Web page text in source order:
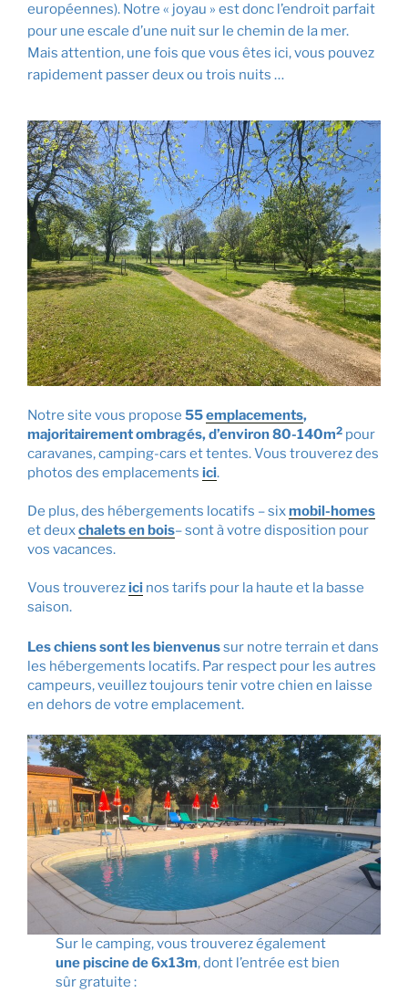
européennes). Notre « joyau » est donc l’endroit parfait
pour une escale d’une nuit sur le chemin de la mer.
Mais attention, une fois que vous êtes ici, vous pouvez
rapidement passer deux ou trois nuits …
Notre site vous propose 55emplacements,
majoritairementombragés, d’environ 80-140m2 pour
caravanes, camping-cars et tentes. Vous trouverez des
photos des emplacements ici.
De plus, des hébergements locatifs – sixmobil-homes
et deuxchalets en bois–sont à votre disposition pour
vos vacances.
Vous trouverezici nos tarifs pour la haute et la basse
saison.
Les chiens sont les bienvenussur notre terrain et dans
les hébergements locatifs. Par respect pour les autres
campeurs, veuillez toujours tenir votre chien en laisse
en dehors de votre emplacement.
Sur le camping, vous trouverez également
une piscine de 6x13m, dont l’entrée est bien
sûr gratuite :